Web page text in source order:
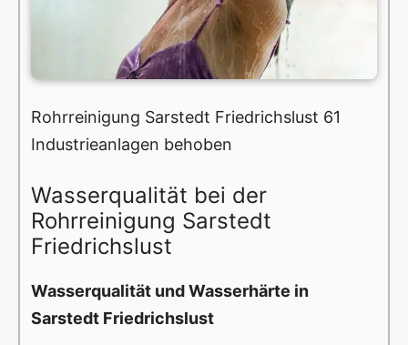
Rohrreinigung Sarstedt Friedrichslust 61
Industrieanlagen behoben
Wasserqualität bei der
Rohrreinigung Sarstedt
Friedrichslust
Wasserqualität und Wasserhärte in
Sarstedt Friedrichslust